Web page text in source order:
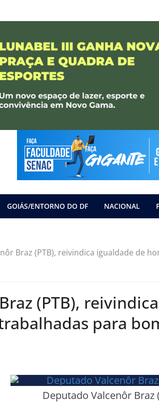
GOIÁS/ENTORNO DO DF NACIONAL
Braz (PTB), reivindica igualdade de
(PTB), reivindica
para
Deputado Valcenôr Braz